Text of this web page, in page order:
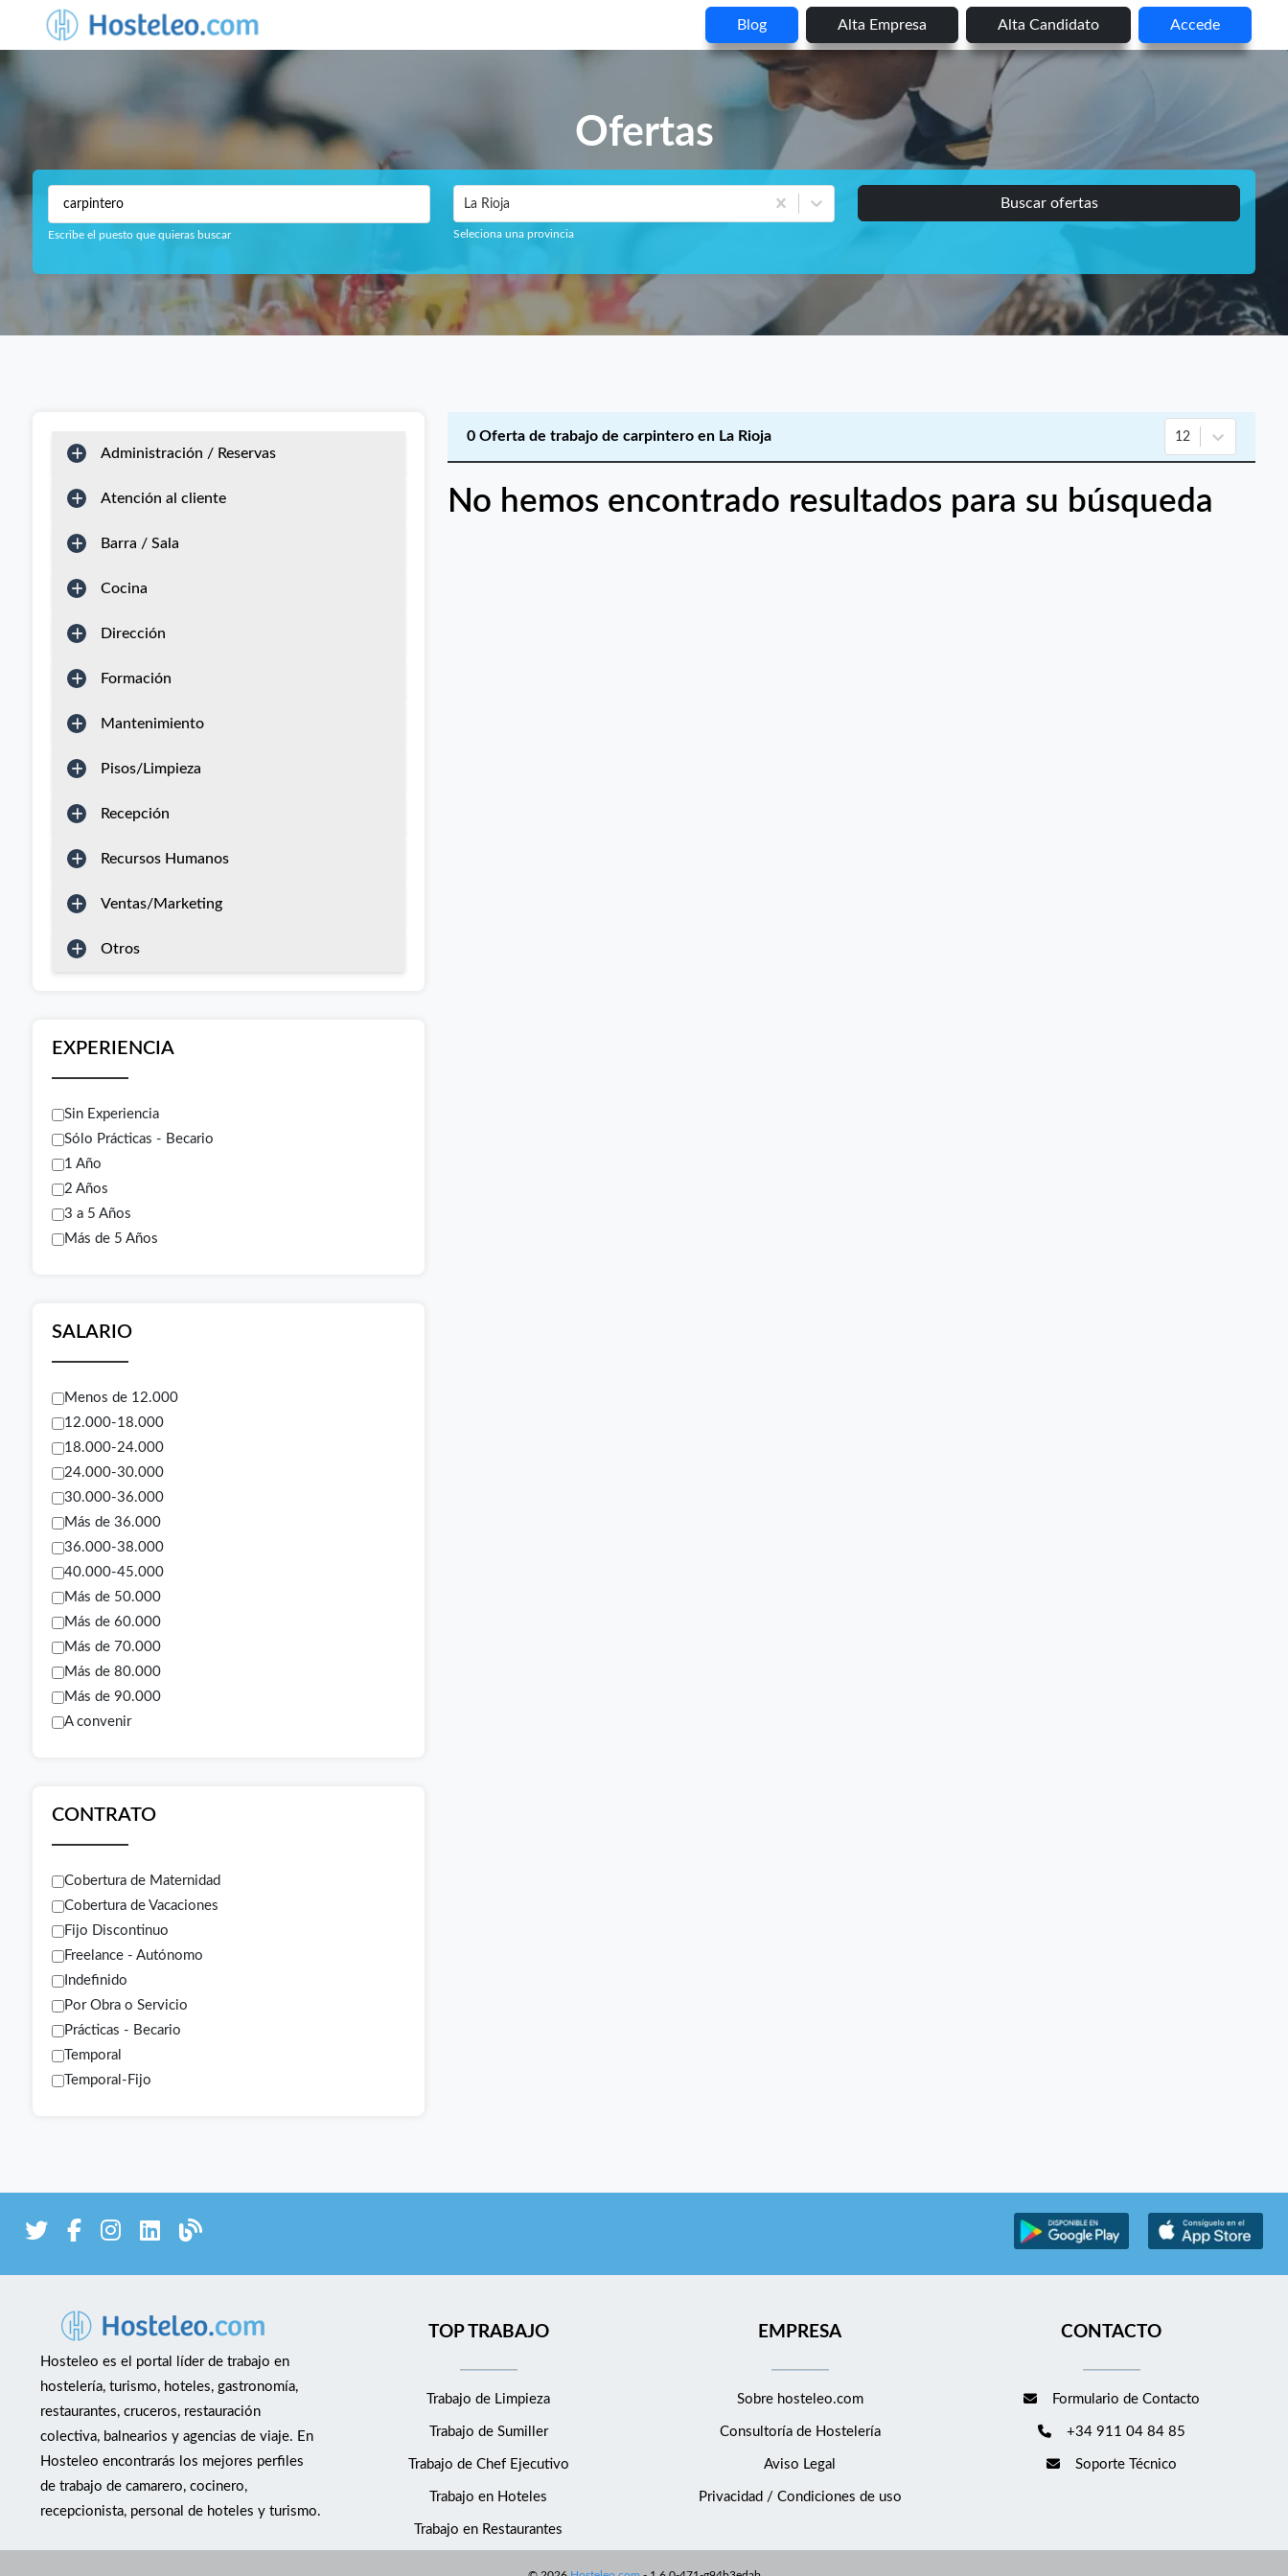
Blog Alta Empresa Alta Candidato Accede
Ofertas
Escribe el puesto que quieras buscar
La Rioja
Seleciona una provincia
Buscar ofertas
Administración / Reservas
Atención al cliente
Barra / Sala
Cocina
Dirección
Formación
Mantenimiento
Pisos/Limpieza
Recepción
Recursos Humanos
Ventas/Marketing
Otros
EXPERIENCIA
Sin Experiencia
Sólo Prácticas - Becario
1 Año
2 Años
3 a 5 Años
Más de 5 Años
SALARIO
Menos de 12.000
12.000-18.000
18.000-24.000
24.000-30.000
30.000-36.000
Más de 36.000
36.000-38.000
40.000-45.000
Más de 50.000
Más de 60.000
Más de 70.000
Más de 80.000
Más de 90.000
A convenir
CONTRATO
Cobertura de Maternidad
Cobertura de Vacaciones
Fijo Discontinuo
Freelance - Autónomo
Indefinido
Por Obra o Servicio
Prácticas - Becario
Temporal
Temporal-Fijo
0 Oferta de trabajo de carpintero en La Rioja 12
No hemos encontrado resultados para su búsqueda
Hosteleo es el portal líder de trabajo en
hostelería, turismo, hoteles, gastronomía,
restaurantes, cruceros, restauración
colectiva, balnearios y agencias de viaje. En
Hosteleo encontrarás los mejores perfiles
de trabajo de camarero, cocinero,
recepcionista, personal de hoteles y turismo.
TOP TRABAJO
Trabajo de Limpieza
Trabajo de Sumiller
Trabajo de Chef Ejecutivo
Trabajo en Hoteles
Trabajo en Restaurantes
EMPRESA
Sobre hosteleo.com
Consultoría de Hostelería
Aviso Legal
Privacidad / Condiciones de uso
CONTACTO
Formulario de Contacto
+34 911 04 84 85
Soporte Técnico